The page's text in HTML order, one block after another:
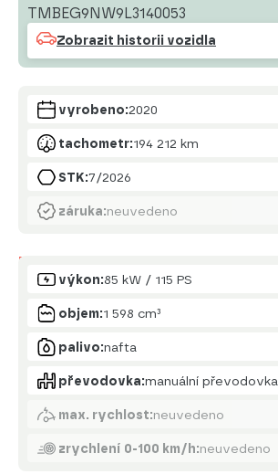
TMBEG9NW9L3140053
Zobrazit historii vozidla
vyrobeno:2020
tachometr:194 212 km
STK:7/2026
záruka:neuvedeno
Motor
výkon:85 kW / 115 PS
objem:1 598 cm³
palivo:nafta
převodovka:manuální převodovka
max. rychlost:neuvedeno
zrychlení 0-100 km/h:neuvedeno